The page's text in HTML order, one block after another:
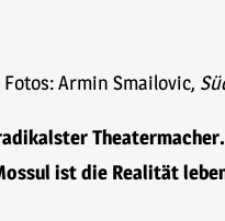
Armin Smailovic,
ist die Realität